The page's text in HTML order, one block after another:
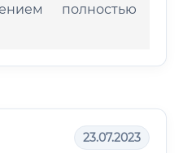
полностью
23.07.2023